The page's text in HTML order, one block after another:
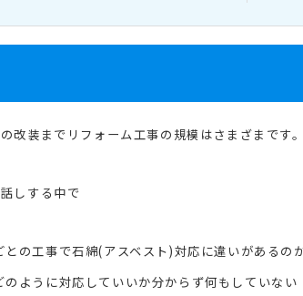
改装までリフォーム工事の規模はさまざまです。
しする中で
の工事で石綿(アスベスト)対応に違いがあるの
ように対応していいか分からず何もしていない